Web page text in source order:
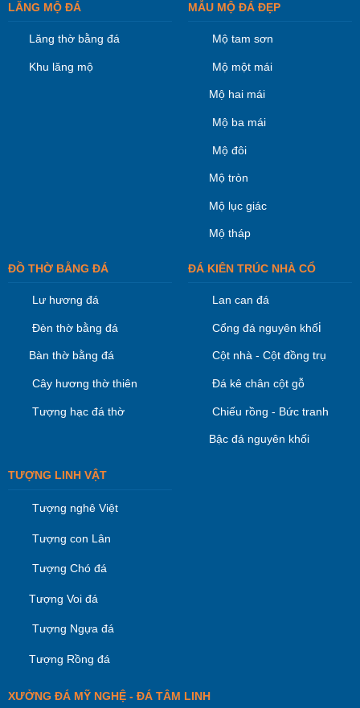
LĂNG MỘ ĐÁ
Lăng thờ bằng đá
Khu lăng mộ
MẪU MỘ ĐÁ ĐẸP
Mộ tam sơn
Mộ một mái
Mộ hai mái
Mộ ba mái
Mộ đôi
Mộ tròn
Mộ lục giác
Mộ tháp
ĐỒ THỜ BẰNG ĐÁ
Lư hương đá
Đèn thờ bằng đá
Bàn thờ bằng đá
Cây hương thờ thiên
Tượng hạc đá thờ
ĐÁ KIÊN TRÚC NHÀ CỔ
Lan can đá
Cổng đá nguyên khối
Cột nhà - Cột đồng trụ
Đá kê chân cột gỗ
Chiếu rồng - Bức tranh
Bậc đá nguyên khối
TƯỢNG LINH VẬT
Tượng nghê Việt
Tượng con Lân
Tượng Chó đá
Tượng Voi đá
Tượng Ngựa đá
Tượng Rồng đá
XƯỞNG ĐÁ MỸ NGHỆ - ĐÁ TÂM LINH